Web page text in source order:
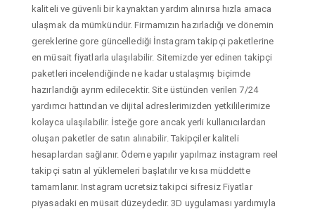
kaliteli ve güvenli bir kaynaktan yardım alınırsa hızla amaca
ulaşmak da mümkündür. Firmamızın hazırladığı ve dönemin
gereklerine gore güncellediği İnstagram takipçi paketlerine
en müsait fiyatlarla ulaşılabilir. Sitemizde yer edinen takipçi
paketleri incelendiğinde ne kadar ustalaşmış biçimde
hazırlandığı ayrım edilecektir. Site üstünden verilen 7/24
yardımcı hattından ve dijital adreslerimizden yetkililerimize
kolayca ulaşılabilir. İsteğe gore ancak yerli kullanıcılardan
oluşan paketler de satın alınabilir. Takipçiler kaliteli
hesaplardan sağlanır. Ödeme yapılır yapılmaz instagram reel
takipçi satın al yüklemeleri başlatılır ve kısa müddette
tamamlanır. Instagram ucretsiz takipci sifresiz Fiyatlar
piyasadaki en müsait düzeydedir. 3D uygulaması yardımıyla